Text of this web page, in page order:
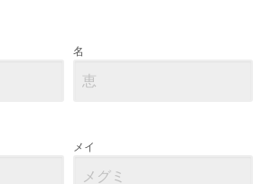
名
メイ